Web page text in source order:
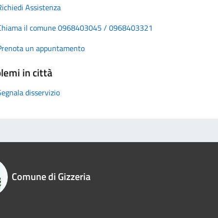
Assistenza
il comune 0968403045 / 0968403321
un appuntamento
in città
disservizio
Comune di Gizzeria